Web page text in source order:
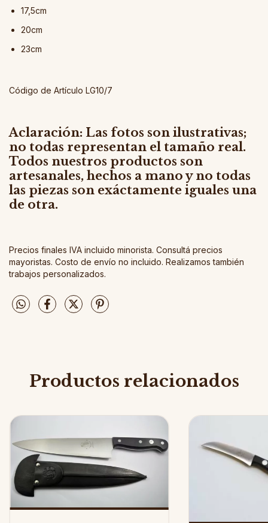
17,5cm
20cm
23cm
Código de Artículo LG10/7
Aclaración: Las fotos son ilustrativas;
no todas representan el tamaño real.
Todos nuestros productos son
artesanales, hechos a mano y no todas
las piezas son exáctamente iguales una
de otra.
Precios finales IVA incluido minorista. Consultá precios
mayoristas. Costo de envío no incluido. Realizamos también
trabajos personalizados.
Productos relacionados